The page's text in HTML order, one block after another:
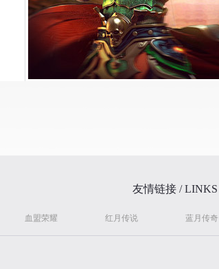
友情链接 / LINKS
血盟荣耀 红月传说 蓝月传奇